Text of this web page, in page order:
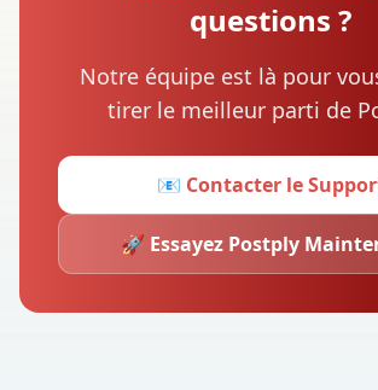
questions ?
Notre équipe est là pour
tirer le meilleur parti de
📧 Contacter le
🚀 Essayez Postply